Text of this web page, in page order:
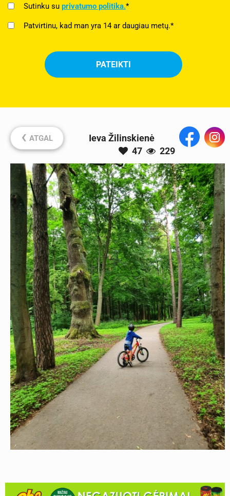
Sutinku su privatumo politika.*
Patvirtinu, kad man yra 14 ar daugiau metų.*
‹ ATGAL
Ieva Žilinskienė
47
229